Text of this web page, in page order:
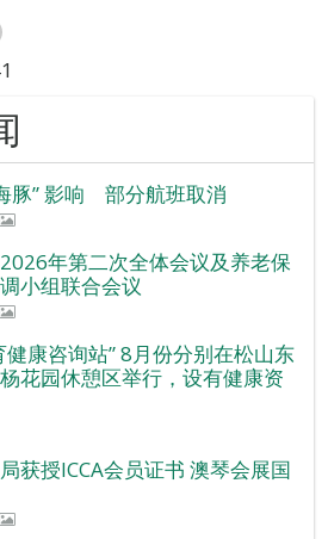
豚” 影响 部分航班取消
年第二次全体会议及养老保
小组联合会议
健康咨询站” 8月份分别在松山东
花园休憩区举行，设有健康资
获授ICCA会员证书 澳琴会展国